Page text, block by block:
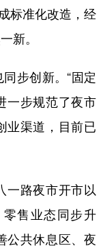
عربى
한국어
标准化改造，经
新。
步创新。“固定
一步规范了夜市
业渠道，目前已
路夜市开市以
售业态同步升
公共休息区、夜